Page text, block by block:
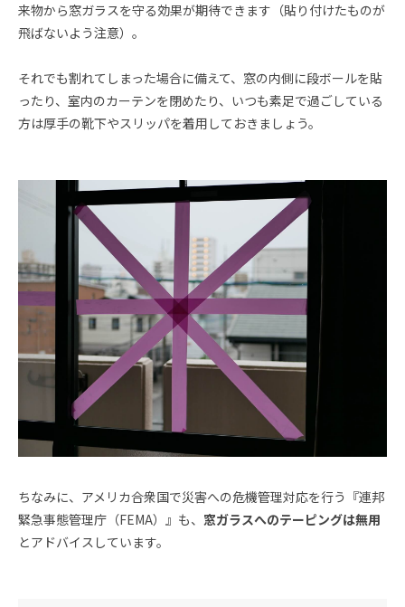
来物から窓ガラスを守る効果が期待できます（貼り付けたものが
飛ばないよう注意）。
それでも割れてしまった場合に備えて、窓の内側に段ボールを貼
ったり、室内のカーテンを閉めたり、いつも素足で過ごしている
方は厚手の靴下やスリッパを着用しておきましょう。
ちなみに、アメリカ合衆国で災害への危機管理対応を行う『連邦
緊急事態管理庁（FEMA）』も、 窓ガラスへのテーピングは無用
とアドバイスしています。